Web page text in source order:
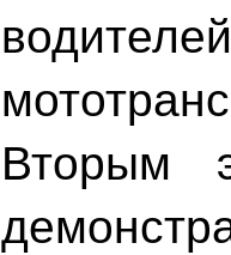
водителей
Вторым